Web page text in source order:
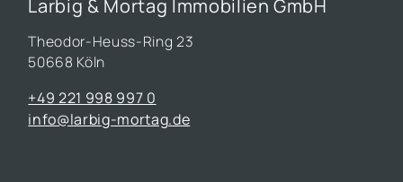
Larbig & Mortag Immobilien GmbH
Theodor-Heuss-Ring 23
50668 Köln
+49 221 998 997 0
info@larbig-mortag.de